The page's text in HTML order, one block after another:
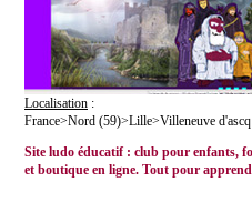
Localisation :
France>Nord (59)>Lille>Villeneuve d'ascq
Site ludo éducatif : club pour enfants,
et boutique en ligne. Tout pour